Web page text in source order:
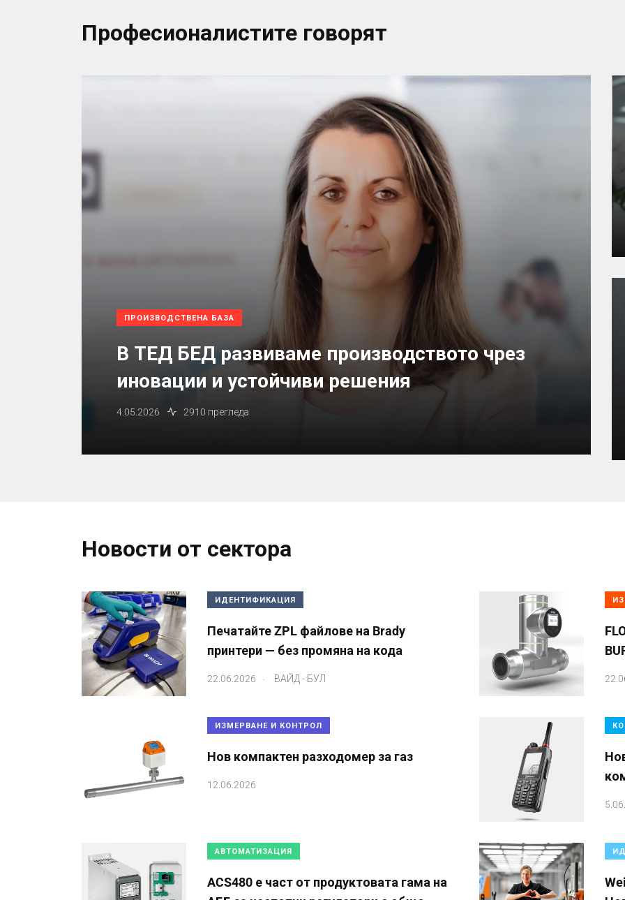
Професионалистите говорят
ПРОИЗВОДСТВЕНА БАЗА
В ТЕД БЕД развиваме производството чрез
иновации и устойчиви решения
4.05.2026 2910 прегледа
Новости от сектора
ИДЕНТИФИКАЦИЯ
Печатайте ZPL файлове на Brady
принтери — без промяна на кода
22.06.2026 ВАЙД - БУЛ
ИЗМЕРВАНЕ И КОНТРОЛ
Нов компактен разходомер за газ
12.06.2026
АВТОМАТИЗАЦИЯ
ACS480 е част от продуктовата гама на